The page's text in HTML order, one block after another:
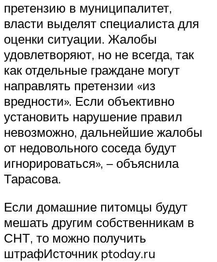
претензию в муниципалитет,
власти выделят специалиста для
оценки ситуации. Жалобы
удовлетворяют, но не всегда, так
как отдельные граждане могут
направлять претензии «из
вредности». Если объективно
установить нарушение правил
невозможно, дальнейшие жалобы
от недовольного соседа будут
игнорироваться», – объяснила
Тарасова.
Если домашние питомцы будут
мешать другим собственникам в
СНТ, то можно получить
штрафИсточник ptoday.ru